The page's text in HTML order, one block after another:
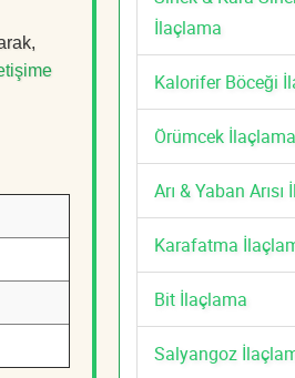
İlaçlama
Kalorifer Böceği
Örümcek İlaçlama
Arı & Yaban
Karafatma
Bit İlaçlama
Salyangoz